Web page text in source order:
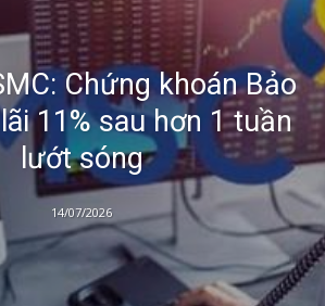
Chứng khoán Bảo
11% sau hơn 1 tuần
lướt sóng
14/07/2026